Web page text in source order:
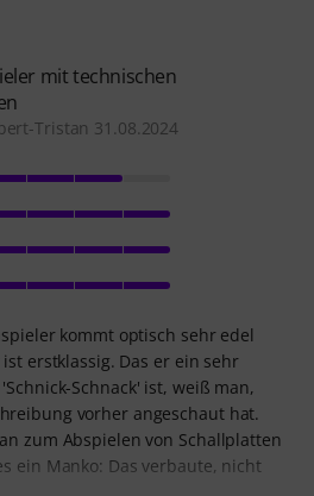
mit technischen
Tristan 31.08.2024
kommt optisch sehr edel
erstklassig. Das er ein sehr
Schnack' ist, weiß man,
vorher angeschaut hat.
zum Abspielen von Schallplatten
ein Manko: Das verbaute, nicht